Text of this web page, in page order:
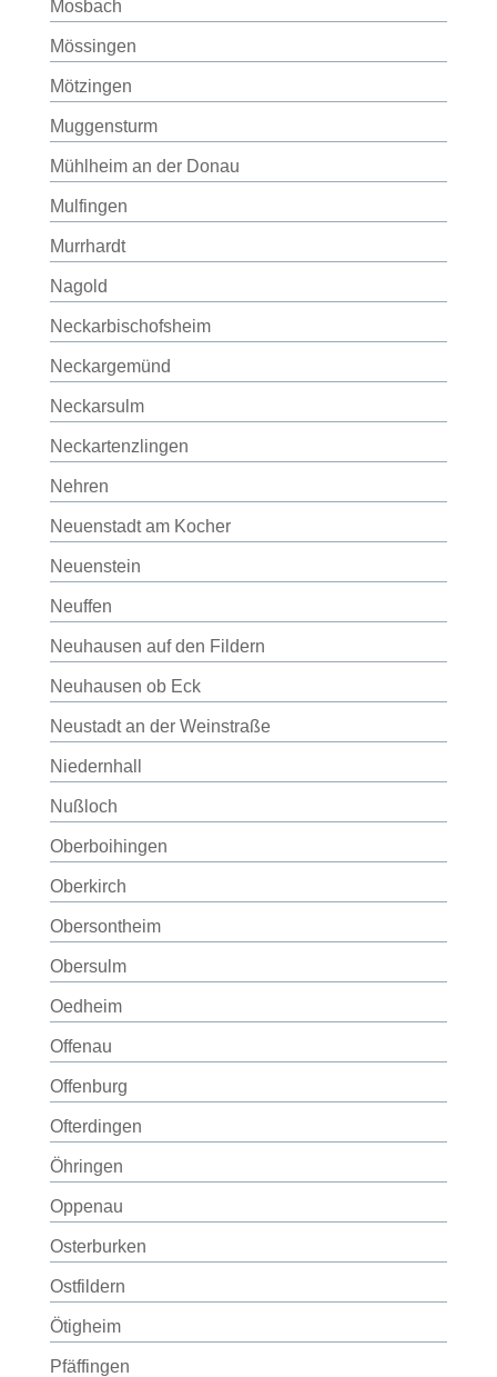
Mosbach
Mössingen
Mötzingen
Muggensturm
Mühlheim an der Donau
Mulfingen
Murrhardt
Nagold
Neckarbischofsheim
Neckargemünd
Neckarsulm
Neckartenzlingen
Nehren
Neuenstadt am Kocher
Neuenstein
Neuffen
Neuhausen auf den Fildern
Neuhausen ob Eck
Neustadt an der Weinstraße
Niedernhall
Nußloch
Oberboihingen
Oberkirch
Obersontheim
Obersulm
Oedheim
Offenau
Offenburg
Ofterdingen
Öhringen
Oppenau
Osterburken
Ostfildern
Ötigheim
Pfäffingen